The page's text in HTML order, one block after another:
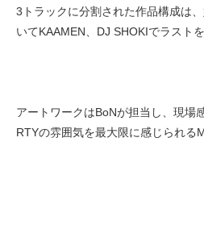
3トラックに分割された作品構成は
いてKAAMEN、DJ SHOKIでラストを
アートワークはBoNが担当し、現場
RTYの雰囲気を最大限に感じられる